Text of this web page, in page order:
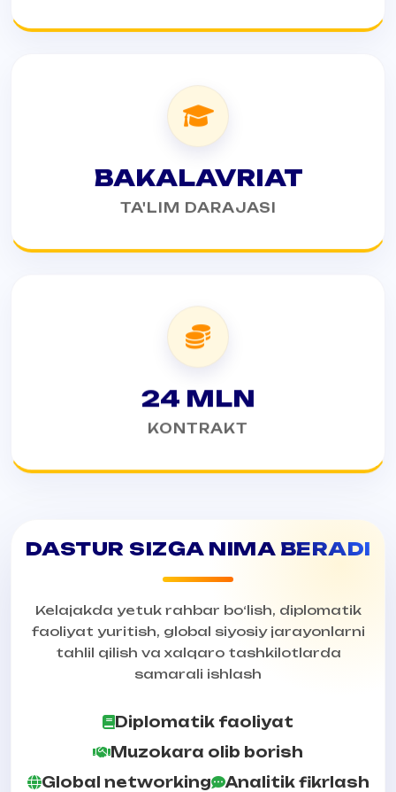
BAKALAVRIAT
TA'LIM DARAJASI
24 MLN
KONTRAKT
DASTUR SIZGA NIMA BERADI
Kelajakda yetuk rahbar bo‘lish, diplomatik
faoliyat yuritish, global siyosiy jarayonlarni
tahlil qilish va xalqaro tashkilotlarda
samarali ishlash
Diplomatik faoliyat
Muzokara olib borish
Global networking
Analitik fikrlash